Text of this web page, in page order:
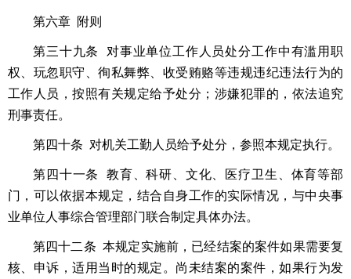
第六章 附则
第三十九条 对事业单位工作人员处分工作中有滥用职
权、玩忽职守、徇私舞弊、收受贿赂等违规违纪违法行为的
工作人员，按照有关规定给予处分；涉嫌犯罪的，依法追究
刑事责任。
第四十条 对机关工勤人员给予处分，参照本规定执行。
第四十一条 教育、科研、文化、医疗卫生、体育等部
门，可以依据本规定，结合自身工作的实际情况，与中央事
业单位人事综合管理部门联合制定具体办法。
第四十二条 本规定实施前，已经结案的案件如果需要复
核、申诉，适用当时的规定。尚未结案的案件，如果行为发